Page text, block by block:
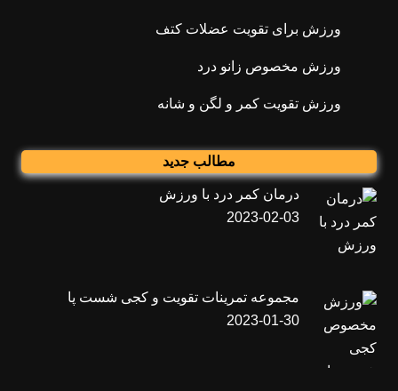
ورزش برای تقویت عضلات کتف
ورزش مخصوص زانو درد
ورزش تقویت کمر و لگن و شانه
مطالب جدید
درمان کمر درد با ورزش
2023-02-03
مجموعه تمرینات تقویت و کجی شست پا
2023-01-30